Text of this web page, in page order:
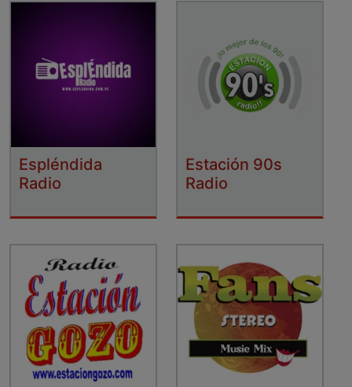
Espléndida
Radio
Estación 90s
Radio